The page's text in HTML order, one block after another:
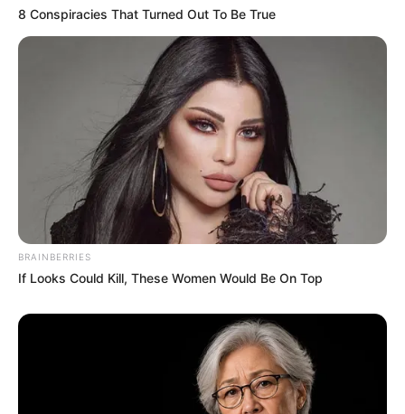
The Best Tarantino Movie Yet
BRAINBERRIES
8 Conspiracies That Turned Out To Be True
BRAINBERRIES
If Looks Could Kill, These Women Would Be On Top